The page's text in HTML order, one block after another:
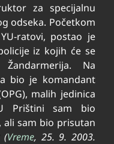
za specijalnu
odseka. Početkom
ratovi, postao je
iz kojih će se
Na
bio je komandant
malih jedinica
Prištini sam bio
ali sam bio prisutan
(Vreme, 25. 9. 2003.